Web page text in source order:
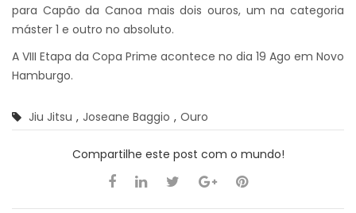
para Capão da Canoa mais dois ouros, um na categoria
máster 1 e outro no absoluto.
A VIII Etapa da Copa Prime acontece no dia 19 Ago em Novo
Hamburgo.
Jiu Jitsu , Joseane Baggio , Ouro
Compartilhe este post com o mundo!